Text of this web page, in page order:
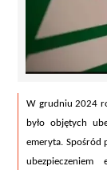
W grudniu 2024
było objętych
emeryta. Spośród